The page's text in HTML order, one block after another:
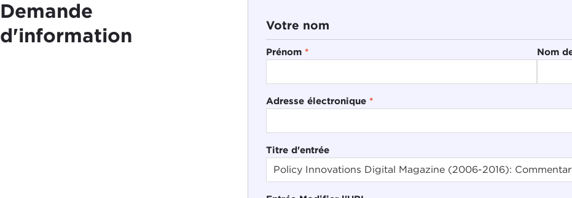
Demande
d'information
Votre nom
Prénom * Nom
Adresse électronique *
Titre d'entrée